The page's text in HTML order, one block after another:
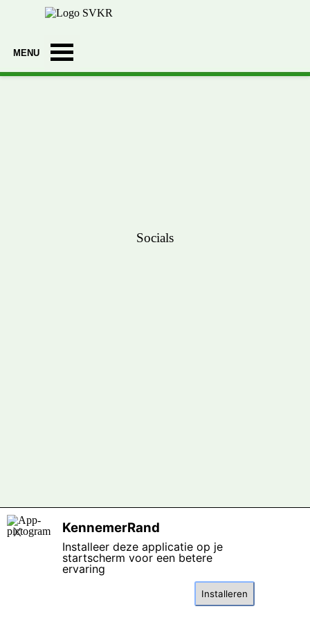
Ga naar de inhoud
Socials
KennemerRand
Installeer deze applicatie op je
startscherm voor een betere
ervaring
Installeren
X